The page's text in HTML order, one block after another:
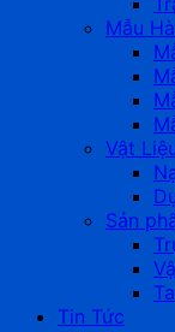
Mẫu
Vật
Sản
Tin Tức